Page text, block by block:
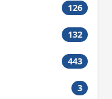
126
132
443
3